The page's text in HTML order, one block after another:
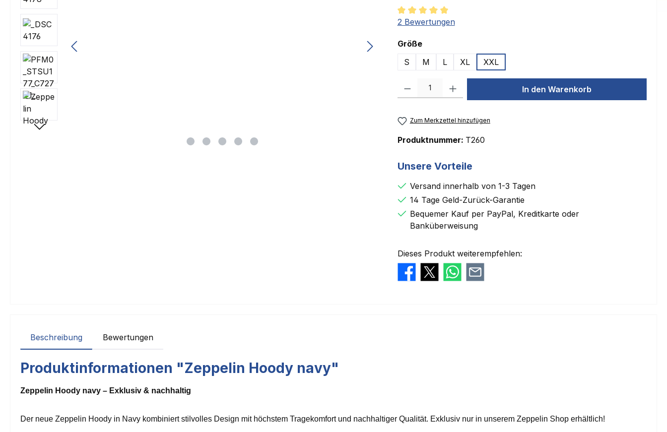
Durchschnittliche Bewertung von 5 von 5 Sternen
2 Bewertungen
Größeauswählen
S
M L XL XXL
Produkt Anzahl: Gib den gewünschten Wert ein oder benutze die Schaltflächen
In den Warenkorb
Zum Merkzettel hinzufügen
Produktnummer: T260
Unsere Vorteile
Versand innerhalb von 1-3 Tagen
14 Tage Geld-Zurück-Garantie
Bequemer Kauf per PayPal, Kreditkarte oder
Banküberweisung
Dieses Produkt weiterempfehlen:
Beschreibung Bewertungen
Produktinformationen "Zeppelin Hoody navy"
Zeppelin Hoody navy – Exklusiv & nachhaltig
Der neue Zeppelin Hoody in Navy kombiniert stilvolles Design mit höchstem Tragekomfort und nachhaltiger Qualität. Exklusiv nur in unserem Zeppelin Shop erhältlich!